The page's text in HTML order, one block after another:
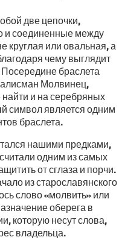
две цепочки,
и соединенные между
круглая или овальная, а
чему выглядит
браслета
Молвинец,
и на серебряных
символ является одним
браслета.
нашими предками,
одним из самых
от сглаза и порчи.
из старославянского
слово «молвить» или
оберега в
которую несут слова,
владельца.